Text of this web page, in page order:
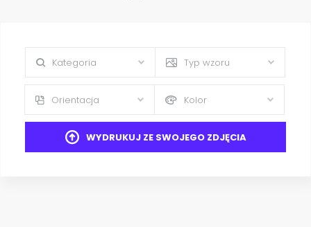
Kategoria Typ wzoru
Orientacja Kolor
WYDRUKUJ ZE SWOJEGO ZDJĘCIA